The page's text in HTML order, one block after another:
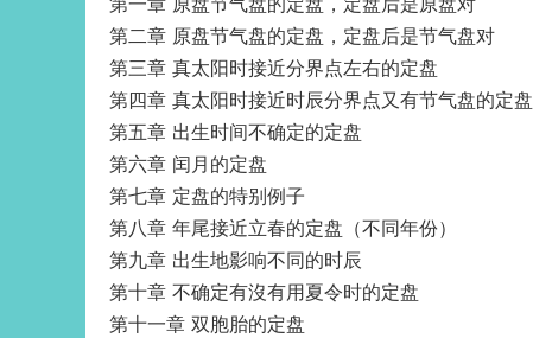
第二章 原盘节气盘的定盘，定盘后是节气盘对
第三章 真太阳时接近分界点左右的定盘
第四章 真太阳时接近时辰分界点又有节气盘的定盘
第五章 出生时间不确定的定盘
第六章 闰月的定盘
第七章 定盘的特别例子
第八章 年尾接近立春的定盘（不同年份）
第九章 出生地影响不同的时辰
第十章 不确定有沒有用夏令时的定盘
第十一章 双胞胎的定盘